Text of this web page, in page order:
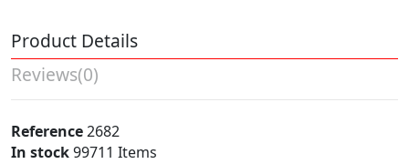
Product Details
Reviews(0)
Reference2682
In stock99711 Items